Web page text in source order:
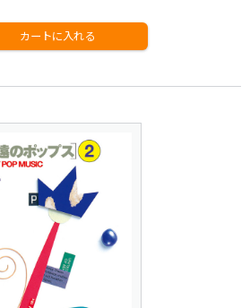
カートに入れる